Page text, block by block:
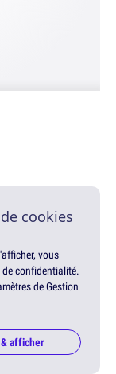
cookies
vous
confidentialité.
de Gestion
afficher